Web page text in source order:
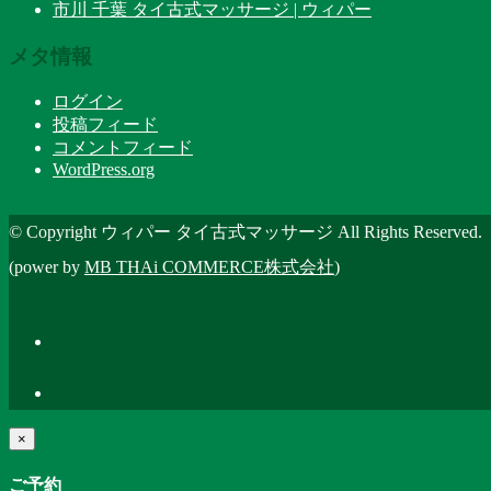
市川 千葉 タイ古式マッサージ | ウィパー
メタ情報
ログイン
投稿フィード
コメントフィード
WordPress.org
© Copyright ウィパー タイ古式マッサージ All Rights Reserved.
(power by MB THAi COMMERCE株式会社)
×
ご予約